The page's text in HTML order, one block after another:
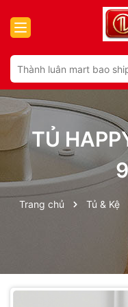
TỦ
Trang chủ Tủ & Kệ